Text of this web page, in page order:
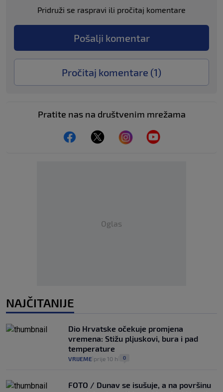
Pridruži se raspravi ili pročitaj komentare
Pošalji komentar
Pročitaj komentare (1)
Pratite nas na društvenim mrežama
Oglas
NAJČITANIJE
Dio Hrvatske očekuje promjena
vremena: Stižu pljuskovi, bura i pad
temperature
VRIJEME prije 10 h 0
FOTO / Dunav se isušuje, a na površinu